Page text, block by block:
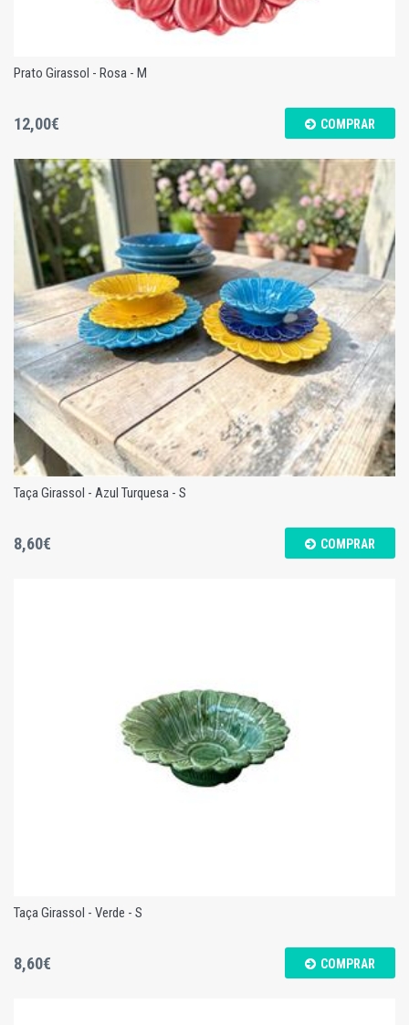
Prato Girassol - Rosa - M
Prato Girassol - Rosa - M
12,00€ COMPRAR
Taça Girassol - Azul Turquesa - S
8,60€ COMPRAR
Taça Girassol - Verde - S
8,60€ COMPRAR